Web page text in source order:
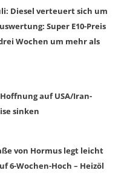
Diesel verteuert sich um
Super E10-Preis
Wochen um mehr als
auf USA/Iran-
sinken
von Hormus legt leicht
6-Wochen-Hoch – Heizöl